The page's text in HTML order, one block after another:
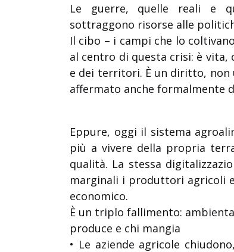
Le guerre, quelle reali e
sottraggono risorse alle
Il cibo – i campi che lo
al centro di questa crisi: è
e dei territori. È un diritto, non
affermato anche formalmente
Eppure, oggi il sistema
più a vivere della propria
qualità. La stessa
marginali i produttori agricoli
economico.
È un triplo fallimento:
produce e chi mangia
• Le aziende agricole